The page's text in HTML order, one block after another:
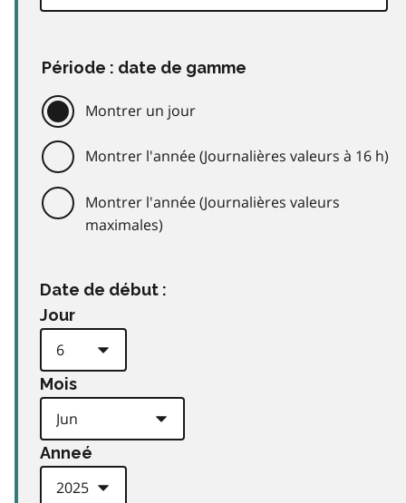
Période : date de gamme
Montrer un jour
Montrer l'année (Journalières valeurs à 16 h)
Montrer l'année (Journalières valeurs
maximales)
Date de début :
Jour
Mois
Anneé